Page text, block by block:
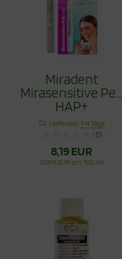
Miradent
Mirasensitive Pen
HAP+
Lieferzeit:1-4 Tage
(0)
8,19 EUR
327,49 EUR pro 100 ml